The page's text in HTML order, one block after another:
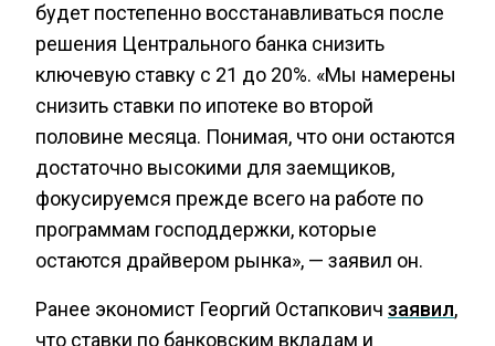
будет постепенно восстанавливаться после
решения Центрального банка снизить
ключевую ставку с 21 до 20%. «Мы намерены
снизить ставки по ипотеке во второй
половине месяца. Понимая, что они остаются
достаточно высокими для заемщиков,
фокусируемся прежде всего на работе по
программам господдержки, которые
остаются драйвером рынка», — заявил он.
Ранее экономист Георгий Остапкович заявил,
что ставки по банковским вкладам и